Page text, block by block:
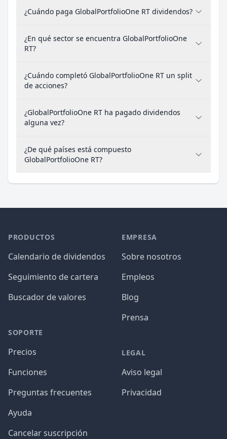
¿Cuándo paga GlobalPortfolioOne RT dividendos?
¿En qué sector se encuentra GlobalPortfolioOne
RT?
¿Cuándo completó GlobalPortfolioOne RT un split
de acciones?
¿GlobalPortfolioOne RT ha pagado dividendos
alguna vez?
¿De qué países está compuesto
GlobalPortfolioOne RT?
PRODUCTOS
Calendario de dividendos
Seguimiento de cartera
Buscador de valores
SOPORTE
Precios
Funciones
Preguntas frecuentes
Ayuda
Cancelar suscripción
EMPRESA
Sobre nosotros
Empleos
Blog
Prensa
LEGAL
Aviso legal
Privacidad